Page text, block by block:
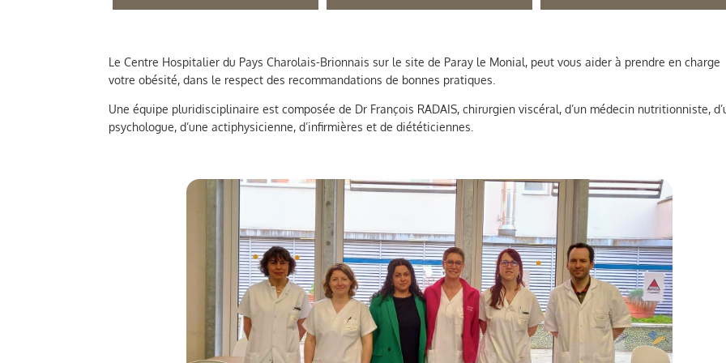
Le Centre Hospitalier du Pays Charolais-Brionnais sur le site de Paray le Monial, peut vous aider à prendre en charge
votre obésité, dans le respect des recommandations de bonnes pratiques.
Une équipe pluridisciplinaire est composée de Dr François RADAIS, chirurgien viscéral, d’un médecin nutritionniste,
psychologue, d’une actiphysicienne, d’infirmières et de diététiciennes.